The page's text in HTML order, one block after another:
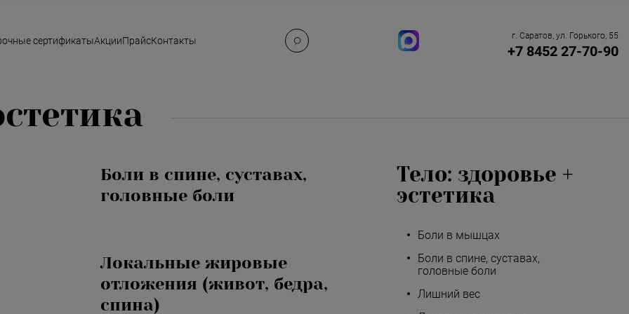
Боли в спине, суставах,
головные боли
Локальные жировые
отложения (живот, бедра,
спина)
Тело: здоровье +
эстетика
Боли в мышцах
Боли в спине, суставах,
головные боли
Лишний вес
сертификатыАкцииПрайсКонтакты г. Саратов, ул. Горького, 55
+7 8452 27-70-90